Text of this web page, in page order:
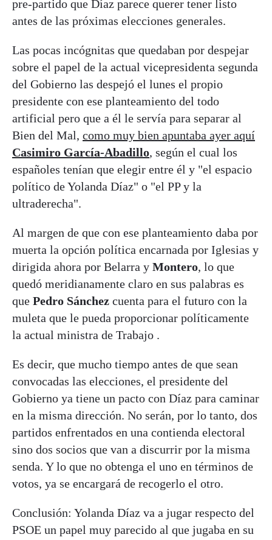
pre-partido que Díaz parece querer tener listo
antes de las próximas elecciones generales.
Las pocas incógnitas que quedaban por despejar
sobre el papel de la actual vicepresidenta segunda
del Gobierno las despejó el lunes el propio
presidente con ese planteamiento del todo
artificial pero que a él le servía para separar al
Bien del Mal, como muy bien apuntaba ayer aquí
Casimiro García-Abadillo, según el cual los
españoles tenían que elegir entre él y "el espacio
político de Yolanda Díaz" o "el PP y la
ultraderecha".
Al margen de que con ese planteamiento daba por
muerta la opción política encarnada por Iglesias y
dirigida ahora por Belarra y Montero, lo que
quedó meridianamente claro en sus palabras es
que Pedro Sánchez cuenta para el futuro con la
muleta que le pueda proporcionar políticamente
la actual ministra de Trabajo .
Es decir, que mucho tiempo antes de que sean
convocadas las elecciones, el presidente del
Gobierno ya tiene un pacto con Díaz para caminar
en la misma dirección. No serán, por lo tanto, dos
partidos enfrentados en una contienda electoral
sino dos socios que van a discurrir por la misma
senda. Y lo que no obtenga el uno en términos de
votos, ya se encargará de recogerlo el otro.
Conclusión: Yolanda Díaz va a jugar respecto del
PSOE un papel muy parecido al que jugaba en su